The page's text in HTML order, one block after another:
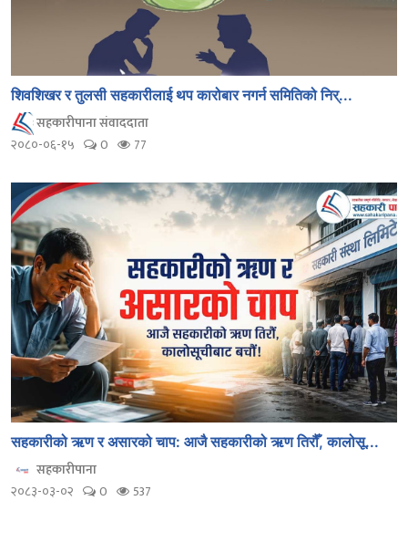
शिवशिखर र तुलसी सहकारीलाई थप कारोबार नगर्न समितिको निर्...
सहकारीपाना संवाददाता
२०८०-०६-१५
0 77
सहकारीको ऋण र असारको चाप: आजै सहकारीको ऋण तिरौँ, कालोसू...
सहकारीपाना
२०८३-०३-०२
0 537